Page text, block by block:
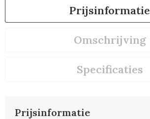
Prijsinformatie
Omschrijving
Specificaties
Prijsinformatie